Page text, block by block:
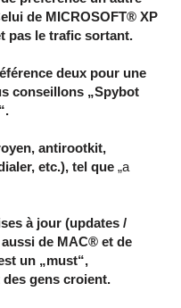
de MICROSOFT® XP
pas le trafic sortant.
deux pour une
conseillons „Spybot
antirootkit,
etc.), tel que „a
à jour (updates /
de MAC® et de
un „must“,
gens croient.